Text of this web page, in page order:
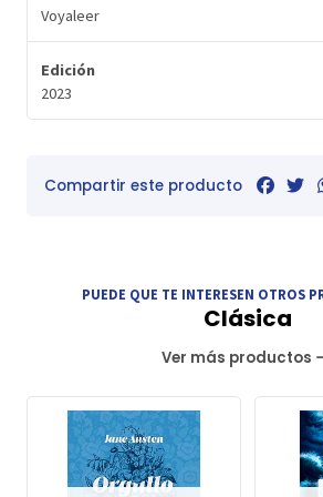
Voyaleer
Edición
2023
Compartir este producto
PUEDE QUE TE INTERESEN OTROS
Clásica
Ver más productos